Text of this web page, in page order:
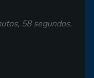
58 segundos.